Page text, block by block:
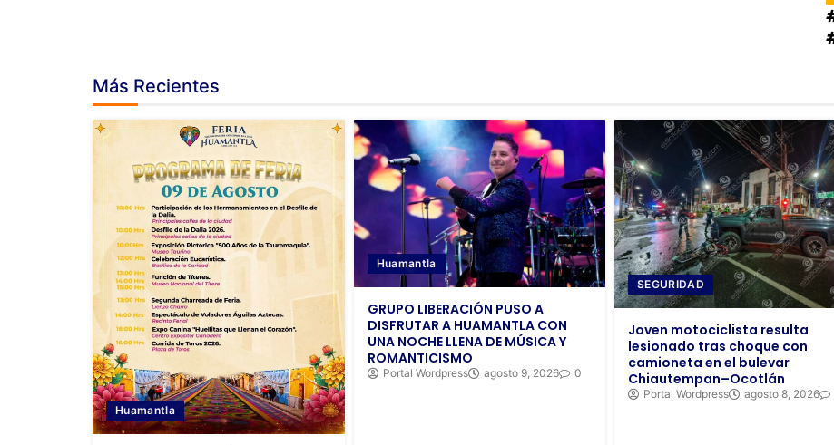
Más Recientes
Huamantla
Huamantla
GRUPO LIBERACIÓN PUSO A
DISFRUTAR A HUAMANTLA CON
UNA NOCHE LLENA DE MÚSICA Y
ROMANTICISMO
Portal Wordpress agosto 9, 2026 0
SEGURIDAD
Joven motociclista resulta
lesionado tras choque con
camioneta en el bulevar
Chiautempan–Ocotlán
Portal Wordpress agosto 8, 2026